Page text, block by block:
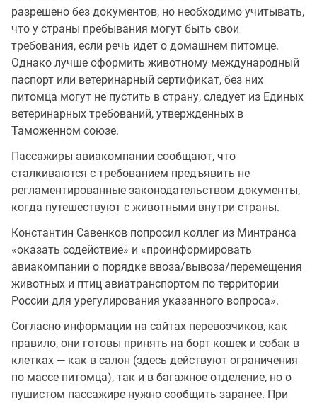
разрешено без документов, но необходимо учитывать,
что у страны пребывания могут быть свои
требования, если речь идет о домашнем питомце.
Однако лучше оформить животному международный
паспорт или ветеринарный сертификат, без них
питомца могут не пустить в страну, следует из Единых
ветеринарных требований, утвержденных в
Таможенном союзе.
Пассажиры авиакомпании сообщают, что
сталкиваются с требованием предъявить не
регламентированные законодательством документы,
когда путешествуют с животными внутри страны.
Константин Савенков попросил коллег из Минтранса
«оказать содействие» и «проинформировать
авиакомпании о порядке ввоза/вывоза/перемещения
животных и птиц авиатранспортом по территории
России для урегулирования указанного вопроса».
Согласно информации на сайтах перевозчиков, как
правило, они готовы принять на борт кошек и собак в
клетках — как в салон (здесь действуют ограничения
по массе питомца), так и в багажное отделение, но о
пушистом пассажире нужно сообщить заранее. При